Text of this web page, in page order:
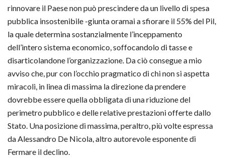
rinnovare il Paese non può prescindere da un livello di spesa
pubblica insostenibile -giunta oramai a sfiorare il 55% del Pil,
la quale determina sostanzialmente l’inceppamento
dell’intero sistema economico, soffocandolo di tasse e
disarticolandone l’organizzazione. Da ciò consegue a mio
avviso che, pur con l’occhio pragmatico di chi non si aspetta
miracoli, in linea di massima la direzione da prendere
dovrebbe essere quella obbligata di una riduzione del
perimetro pubblico e delle relative prestazioni offerte dallo
Stato. Una posizione di massima, peraltro, più volte espressa
da Alessandro De Nicola, altro autorevole esponente di
Fermare il declino.